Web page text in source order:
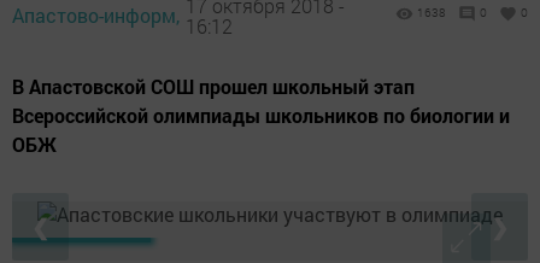
Апастово-информ, 17 октября 2018 -
16:12
1638 0 0
В Апастовской СОШ прошел школьный этап
Всероссийской олимпиады школьников по биологии и
ОБЖ
❮ ❯